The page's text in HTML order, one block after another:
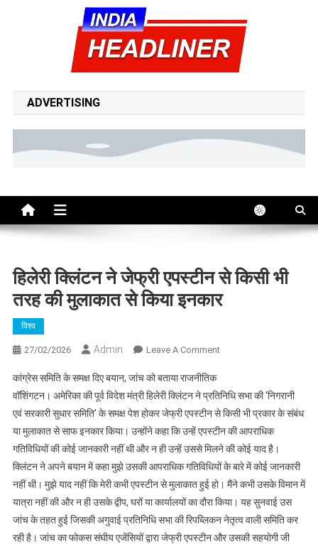
indiaheadliner | india
headliner hindi news
headlines, politics, entertainment, sports, tech, and world updates
– all in one place, 24/7.
ADVERTISING
हिलेरी क्लिंटन ने जेफ्री एपस्टीन से किसी भी
तरह की मुलाकात से किया इनकार
विश्व
27/02/2026 Admin Leave A CommentOn
ने
जेफ्री
एपस्टीन
से
किसी
भी
तरह
की
मुलाकात
कांग्रेस समिति के समक्ष दिए बयान, जांच को बताया राजनीतिक
वॉशिंगटन। अमेरिका की पूर्व विदेश मंत्री हिलेरी क्लिंटन ने प्रतिनिधि सभा की ‘निगरानी
एवं सरकारी सुधार समिति’ के समक्ष पेश होकर जेफ्री एपस्टीन से किसी भी प्रकार के संबंध
या मुलाकात से साफ इनकार किया। उन्होंने कहा कि उन्हें एपस्टीन की आपराधिक
गतिविधियों की कोई जानकारी नहीं थी और न ही उन्हें उससे मिलने की कोई याद है।
क्लिंटन ने अपने बयान में कहा मुझे उसकी आपराधिक गतिविधियों के बारे में कोई जानकारी
नहीं थी। मुझे याद नहीं कि मेरी कभी एपस्टीन से मुलाकात हुई हो। मैंने कभी उसके विमान में
यात्रा नहीं की और न ही उसके द्वीप, घरों या कार्यालयों का दौरा किया। यह सुनवाई उस
जांच के तहत हुई जिसकी अगुवाई प्रतिनिधि सभा की रिपब्लिकन नेतृत्व वाली समिति कर
रही है। जांच का फोकस संघीय एजेंसियों द्वारा जेफ्री एपस्टीन और उसकी सहयोगी जी